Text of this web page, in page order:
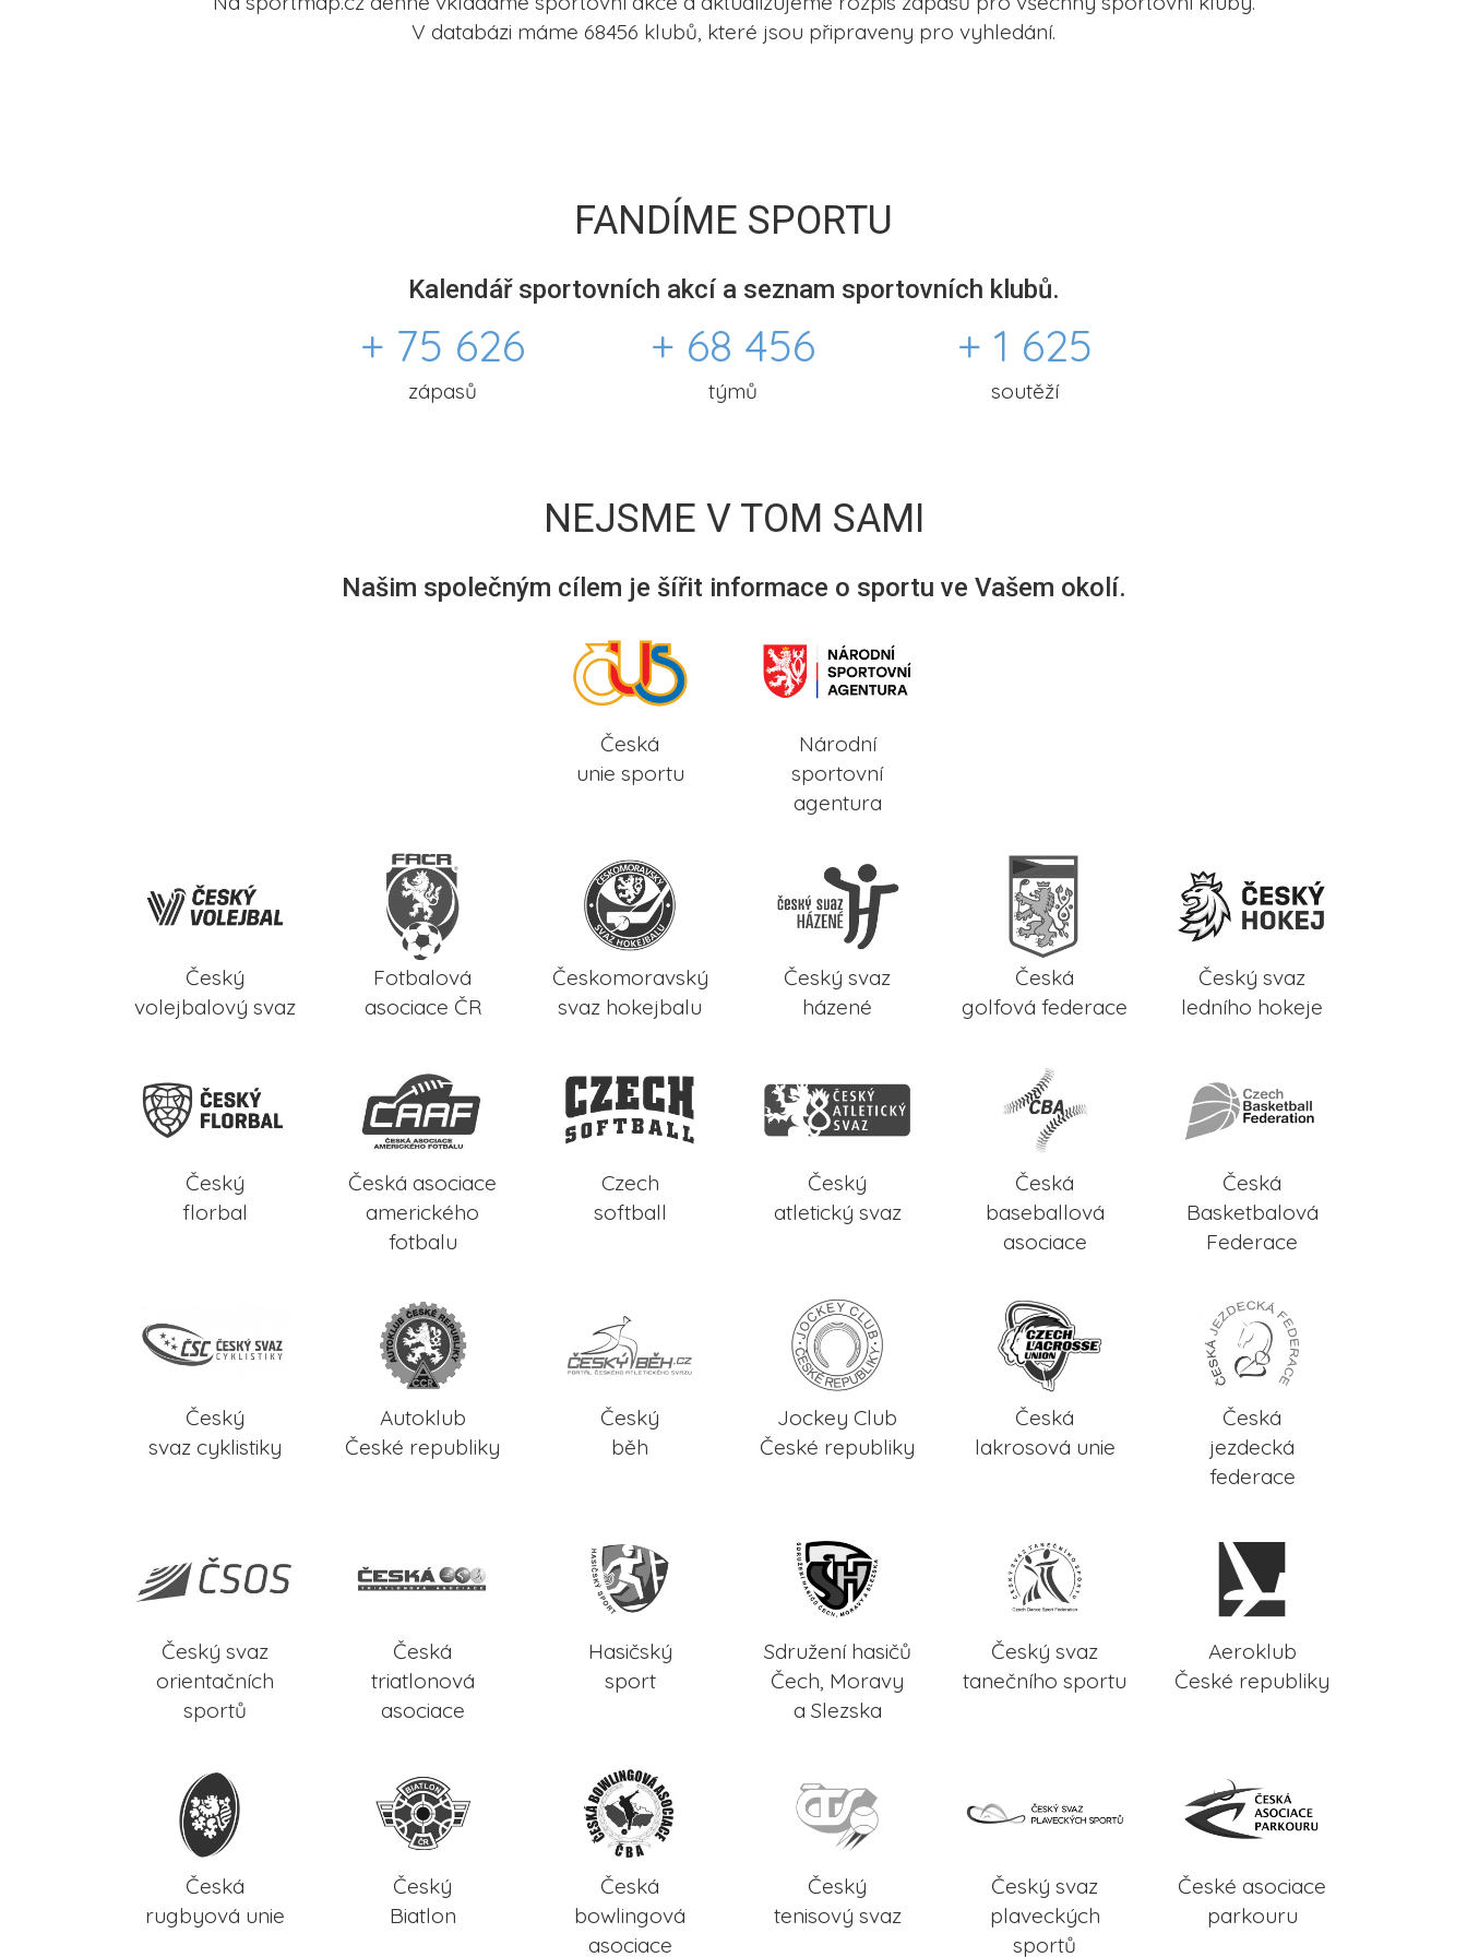
V databázi máme 68456 klubů, které jsou připraveny pro vyhledání.
FANDÍME SPORTU
Kalendář sportovních akcí a seznam sportovních klubů.
+ 75 626
zápasů
+ 68 456
týmů
+ 1 625
soutěží
NEJSME V TOM SAMI
Našim společným cílem je šířit informace o sportu ve Vašem okolí.
Česká
unie sportu
Národní
sportovní
agentura
Český
volejbalový svaz
Fotbalová
asociace ČR
Českomoravský
svaz hokejbalu
Český svaz
házené
Česká
golfová federace
Český svaz
ledního hokeje
Český
florbal
Česká asociace
amerického
fotbalu
Czech
softball
Český
atletický svaz
Česká
baseballová
asociace
Česká
Basketbalová
Federace
Český
svaz cyklistiky
Autoklub
České republiky
Český
běh
Jockey Club
České republiky
Česká
lakrosová unie
Česká
jezdecká
federace
Český svaz
orientačních
sportů
Česká
triatlonová
asociace
Hasičský
sport
Sdružení hasičů
Čech, Moravy
a Slezska
Český svaz
tanečního sportu
Aeroklub
České republiky
Česká
rugbyová unie
Český
Biatlon
Česká
bowlingová
asociace
Český
tenisový svaz
Český svaz
plaveckých
sportů
České asociace
parkouru